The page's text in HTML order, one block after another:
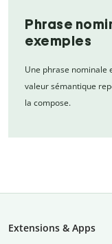
Phrase
exemples
Une phrase nominale
valeur sémantique
la compose.
Extensions & Apps